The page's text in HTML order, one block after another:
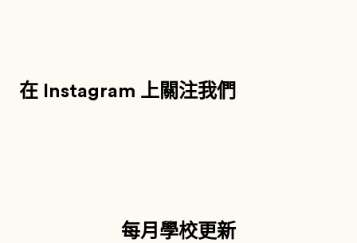
在 Instagram 上關注我們
每月學校更新